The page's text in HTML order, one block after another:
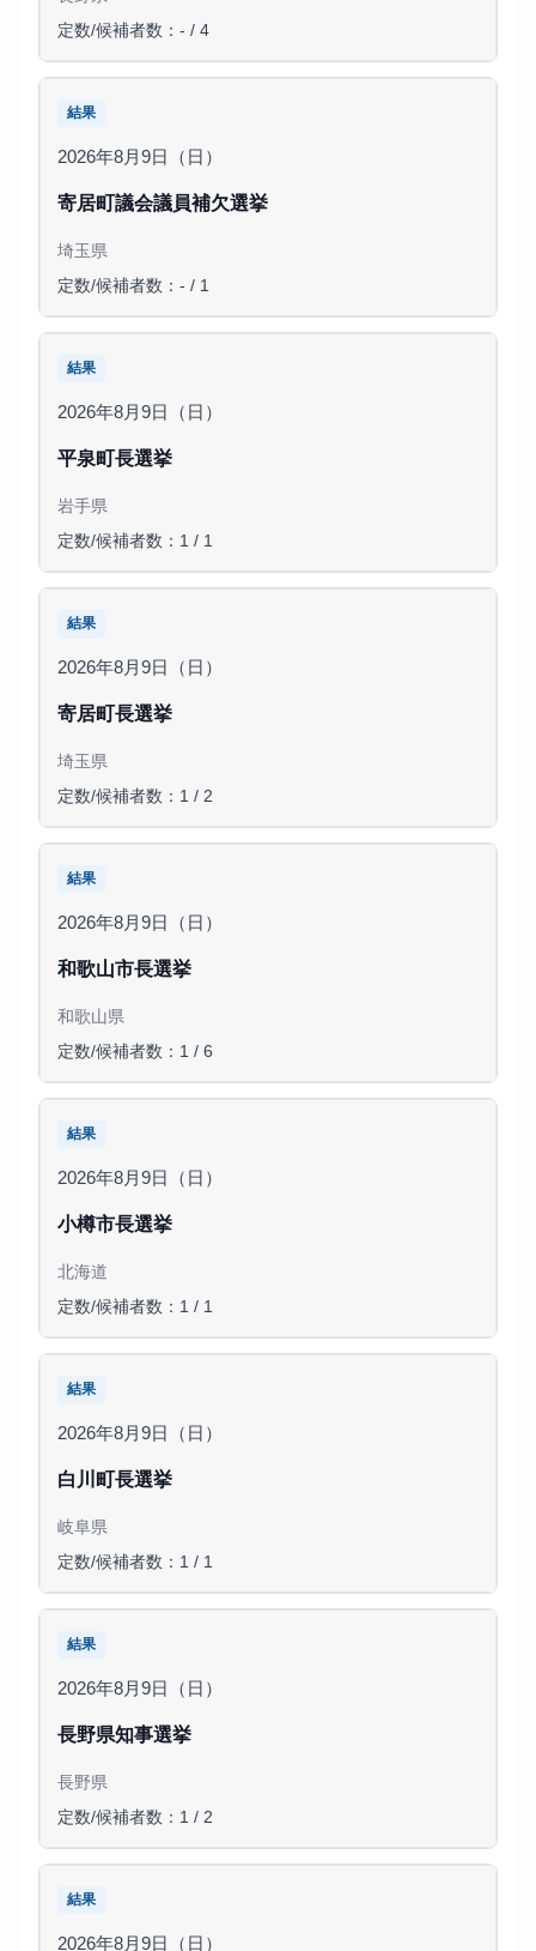
定数/候補者数：- / 4
結果
2026年8月9日（日）
寄居町議会議員補欠選挙
埼玉県
定数/候補者数：- / 1
結果
2026年8月9日（日）
平泉町長選挙
岩手県
定数/候補者数：1 / 1
結果
2026年8月9日（日）
寄居町長選挙
埼玉県
定数/候補者数：1 / 2
結果
2026年8月9日（日）
和歌山市長選挙
和歌山県
定数/候補者数：1 / 6
結果
2026年8月9日（日）
小樽市長選挙
北海道
定数/候補者数：1 / 1
結果
2026年8月9日（日）
白川町長選挙
岐阜県
定数/候補者数：1 / 1
結果
2026年8月9日（日）
長野県知事選挙
長野県
定数/候補者数：1 / 2
結果
2026年8月9日（日）